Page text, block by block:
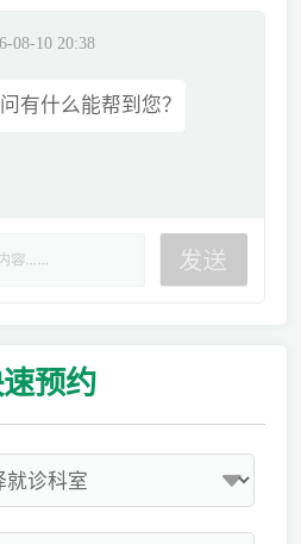
08-10 20:38
有什么能帮到您？
预约